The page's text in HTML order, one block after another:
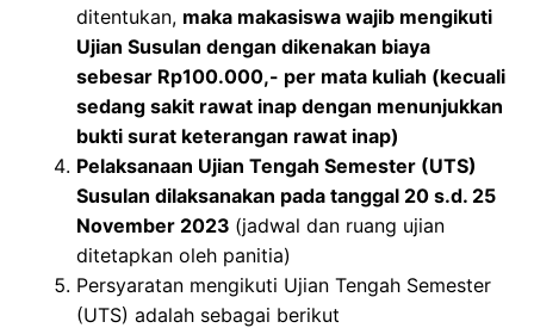
ditentukan, maka makasiswa wajib mengikuti
Ujian Susulan dengan dikenakan biaya
sebesar Rp100.000,- per mata kuliah (kecuali
sedang sakit rawat inap dengan menunjukkan
bukti surat keterangan rawat inap)
Pelaksanaan Ujian Tengah Semester (UTS)
Susulan dilaksanakan pada tanggal 20 s.d. 25
November 2023 (jadwal dan ruang ujian
ditetapkan oleh panitia)
Persyaratan mengikuti Ujian Tengah Semester
(UTS) adalah sebagai berikut